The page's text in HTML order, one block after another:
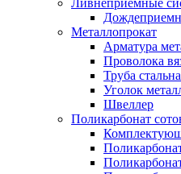
Металлопрокат
Арматура
Проволока
Труба
Уголок
Швеллер
Поликарбонат